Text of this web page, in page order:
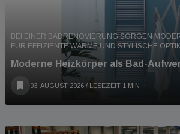
BEI EINER BADRENOVIERUNG SORGEN
FÜR EFFIZIENTE WÄRME UND STYLISCHE
Moderne Heizkörper als Bad-
03. AUGUST 2026 / LESEZEIT 1 MIN